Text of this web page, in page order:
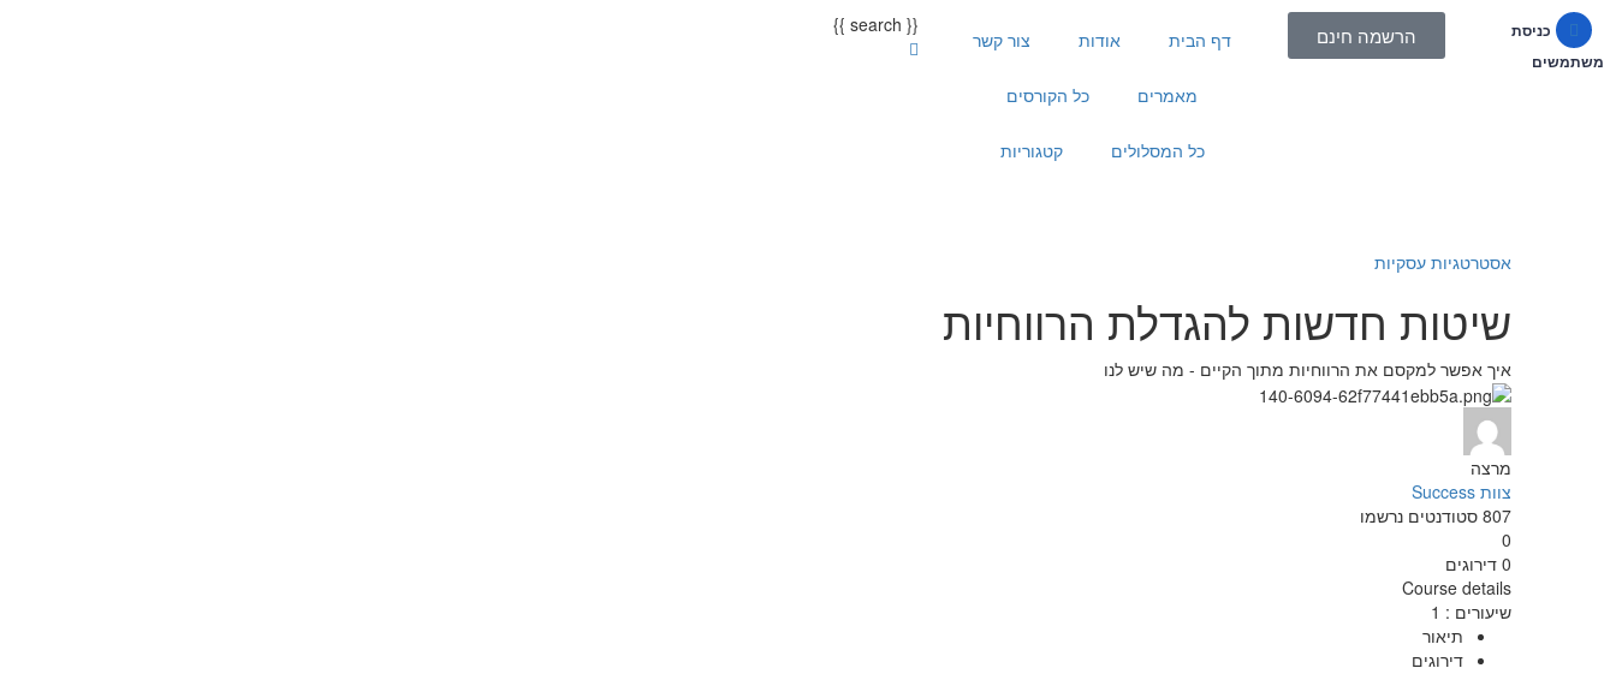
כניסת
משתמשים
הרשמה חינם דף הבית אודות צור קשר
מאמרים כל הקורסים
כל המסלולים קטגוריות
{{ search }}
אסטרטגיות עסקיות
שיטות חדשות להגדלת הרווחיות
איך אפשר למקסם את הרווחיות מתוך הקיים - מה שיש לנו
מרצה
צוות Success
807 סטודנטים נרשמו
0
0 דירוגים
Course details
שיעורים :
1
תיאור
דירוגים